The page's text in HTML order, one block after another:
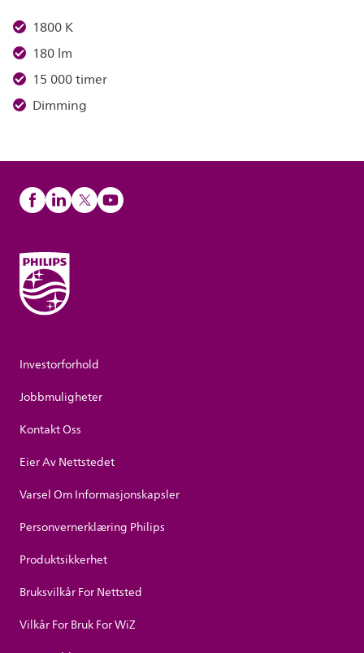
1800 K
180 lm
15 000 timer
Dimming
Investorforhold
Jobbmuligheter
Kontakt Oss
Eier Av Nettstedet
Varsel Om Informasjonskapsler
Personvernerklæring Philips
Produktsikkerhet
Bruksvilkår For Nettsted
Vilkår For Bruk For WiZ